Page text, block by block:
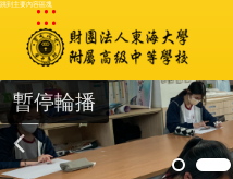
跳到主要內容區塊
:::
暫停輪播